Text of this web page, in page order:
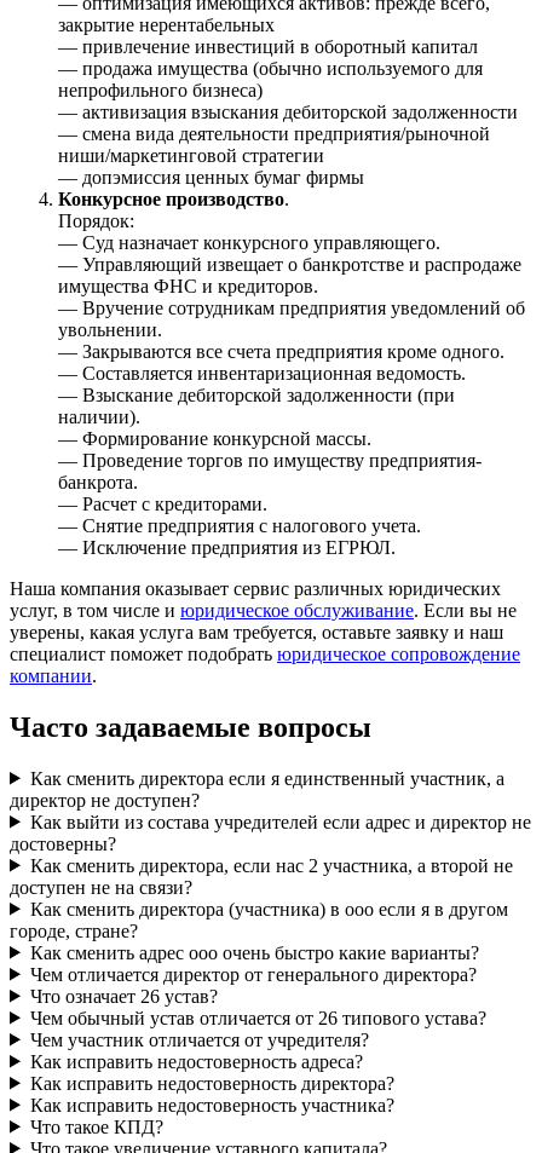
закрытие нерентабельных
— привлечение инвестиций в оборотный капитал
— продажа имущества (обычно используемого для
непрофильного бизнеса)
— активизация взыскания дебиторской задолженности
— смена вида деятельности предприятия/рыночной
ниши/маркетинговой стратегии
— допэмиссия ценных бумаг фирмы
Конкурсное производство.
Порядок:
— Суд назначает конкурсного управляющего.
— Управляющий извещает о банкротстве и распродаже
имущества ФНС и кредиторов.
— Вручение сотрудникам предприятия уведомлений об
увольнении.
— Закрываются все счета предприятия кроме одного.
— Составляется инвентаризационная ведомость.
— Взыскание дебиторской задолженности (при
наличии).
— Формирование конкурсной массы.
— Проведение торгов по имуществу предприятия-
банкрота.
— Расчет с кредиторами.
— Снятие предприятия с налогового учета.
— Исключение предприятия из ЕГРЮЛ.
Наша компания оказывает сервис различных юридических
услуг, в том числе и юридическое обслуживание. Если вы не
уверены, какая услуга вам требуется, оставьте заявку и наш
специалист поможет подобрать юридическое сопровождение
компании.
Часто задаваемые вопросы
Как сменить директора если я единственный участник, а
директор не доступен?
Как выйти из состава учредителей если адрес и директор не
достоверны?
Как сменить директора, если нас 2 участника, а второй не
доступен не на связи?
Как сменить директора (участника) в ооо если я в другом
городе, стране?
Как сменить адрес ооо очень быстро какие варианты?
Чем отличается директор от генерального директора?
Что означает 26 устав?
Чем обычный устав отличается от 26 типового устава?
Чем участник отличается от учредителя?
Как исправить недостоверность адреса?
Как исправить недостоверность директора?
Как исправить недостоверность участника?
Что такое КПД?
Что такое увеличение уставного капитала?